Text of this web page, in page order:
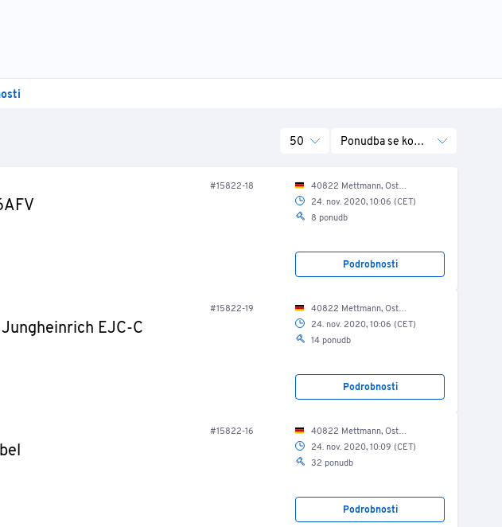
50 Ponudba se konča
#15822-18
40822 Mettmann, Ost Str. 17-21/ EG/ Lagerhalle
24. nov. 2020, 10:06 (CET)
8 ponudb
Podrobnosti
#15822-19
EJC-C
40822 Mettmann, Ost Str. 17-21/ EG/ Lagerhalle
24. nov. 2020, 10:06 (CET)
14 ponudb
Podrobnosti
#15822-16
40822 Mettmann, Ost Str. 17-21/ EG/ Lagerhalle
24. nov. 2020, 10:09 (CET)
32 ponudb
Podrobnosti